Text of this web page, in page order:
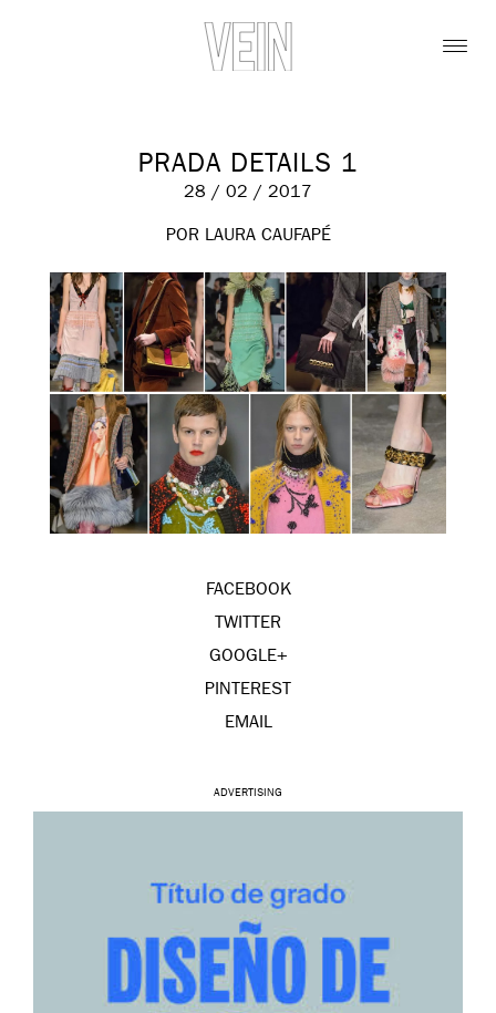
PRADA DETAILS 1
28 / 02 / 2017
POR LAURA CAUFAPÉ
FACEBOOK
TWITTER
GOOGLE+
PINTEREST
EMAIL
ADVERTISING